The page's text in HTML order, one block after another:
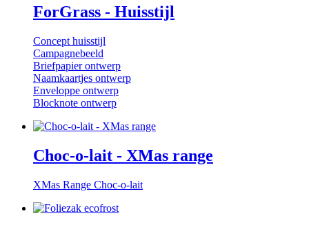
ForGrass - Huisstijl
Concept huisstijl
Campagnebeeld
Briefpapier ontwerp
Naamkaartjes ontwerp
Enveloppe ontwerp
Blocknote ontwerp
Choc-o-lait - XMas range
XMas Range Choc-o-lait